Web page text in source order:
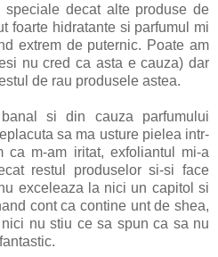
decat alte produse de
foarte hidratante si parfumul mi
extrem de puternic. Poate am
nu cred ca asta e cauza) dar
de rau produsele astea.
si din cauza parfumului
sa ma usture pielea intr-
m-am iritat, exfoliantul mi-a
restul produselor si-si face
exceleaza la nici un capitol si
cont ca contine unt de shea,
nu stiu ce sa spun ca sa nu